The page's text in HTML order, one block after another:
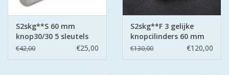
S2skg**S 60 mm
knop30/30 5 sleutels
€42,00 €25,00
S2skg**F 3 gelijke
knopcilinders 60 mm
30-30
€130,00 €120,00